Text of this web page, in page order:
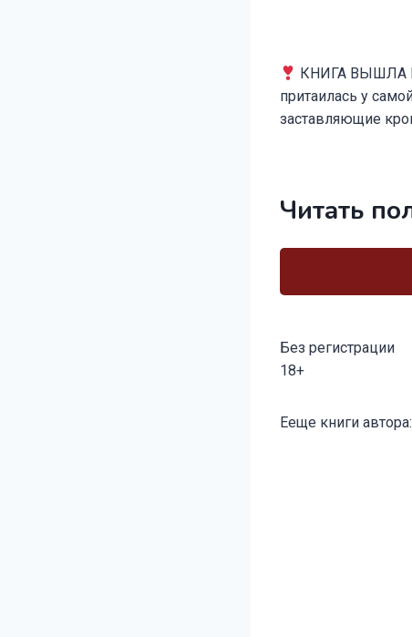
КНИГА ВЫШЛА
притаилась у
заставляющие
Читать
Без регистрации
18+
записи:
Ееще книги автора: